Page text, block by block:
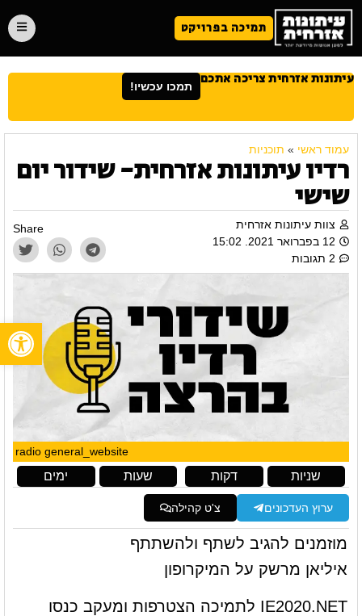
תמיכה בפרויקט
עיתונות אזרחית צריכה אתכם תמכו עכשיו!
עמוד ראשי » תוכניות
רדיו עיתונות אזרחית- שידור יום
שישי
צוות עיתונות אזרחית
12 בפברואר 2021. 15:02
2 תגובות
Share
radio general_website
ימים שעות דקות שניות
ערוץ העדכונים צ'ט קהילה
מוזמנים להגיב לשתף ולהשתתף
איליאן מרשק על המיקרופון
IE2020.NET לתמיכה הצטרפות ומעקב כנסו